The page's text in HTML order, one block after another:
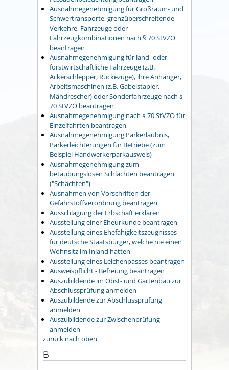
Ausnahmegenehmigung für Großraum- und
Schwertransporte, grenzüberschreitende
Verkehre, Fahrzeuge oder
Fahrzeugkombinationen nach § 70 StVZO
beantragen
Ausnahmegenehmigung für land- oder
forstwirtschaftliche Fahrzeuge (z.B.
Ackerschlepper, Rückezüge), ihre Anhänger,
Arbeitsmaschinen (z.B. Gabelstapler,
Mähdrescher) oder Sonderfahrzeuge nach §
70 StVZO beantragen
Ausnahmegenehmigung nach § 70 StVZO für
Einzelfahrten beantragen
Ausnahmegenehmigung Parkerlaubnis,
Parkerleichterungen für Betriebe (zum
Beispiel Handwerkerparkausweis)
Ausnahmegenehmigung zum
betäubungslosen Schlachten beantragen
("Schächten")
Ausnahmen von Vorschriften der
Gefahrstoffverordnung beantragen
Ausschlagung der Erbschaft erklären
Ausstellung einer Eheurkunde beantragen
Ausstellung eines Ehefähigkeitszeugnisses
für deutsche Staatsbürger, welche nie einen
Wohnsitz im Inland hatten
Ausstellung eines Leichenpasses beantragen
Ausweispflicht - Befreiung beantragen
Auszubildende im Obst- und Gartenbau zur
Abschlussprüfung anmelden
Auszubildende zur Abschlussprüfung
anmelden
Auszubildende zur Zwischenprüfung
anmelden
zurück nach oben
B